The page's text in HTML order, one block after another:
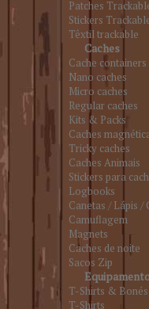
Patches
Stickers
Têxtil trackable
Caches
Cache containers
Nano caches
Micro caches
Regular caches
Kits & Packs
Caches
Tricky caches
Caches Animais
Stickers para
Logbooks
Canetas / Lápis /
Camuflagem
Magnets
Caches de noite
Sacos Zip
T-Shirts & Bonés
T-Shirts